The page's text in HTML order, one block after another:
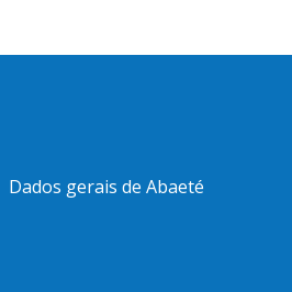
Dados gerais de Abaeté